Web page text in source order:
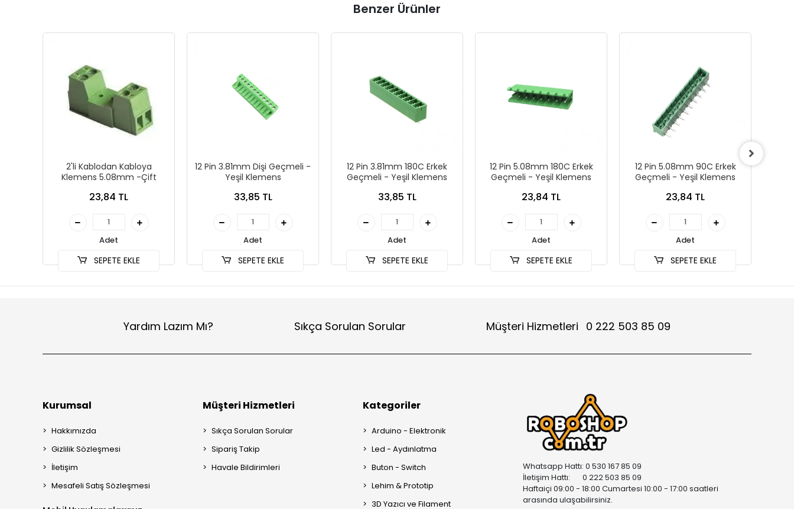
Benzer Ürünler
2'li Kablodan Kabloya
Klemens 5.08mm -Çift
23,84 TL
Adet
SEPETE EKLE
12 Pin 3.81mm Dişi Geçmeli -
Yeşil Klemens
33,85 TL
Adet
SEPETE EKLE
12 Pin 3.81mm 180C Erkek
Geçmeli - Yeşil Klemens
33,85 TL
Adet
SEPETE EKLE
12 Pin 5.08mm 180C Erkek
Geçmeli - Yeşil Klemens
23,84 TL
Adet
SEPETE EKLE
12 Pin 5.08mm 90C Erkek
Geçmeli - Yeşil Klemens
23,84 TL
Adet
SEPETE EKLE
Yardım Lazım Mı? Sıkça Sorulan Sorular Müşteri Hizmetleri 0 222 503 85 09
Kurumsal
Hakkımızda
Gizlilik Sözleşmesi
İletişim
Mesafeli Satış Sözleşmesi
Müşteri Hizmetleri
Sıkça Sorulan Sorular
Sipariş Takip
Havale Bildirimleri
Kategoriler
Arduino - Elektronik
Led - Aydınlatma
Buton - Switch
Lehim & Prototip
3D Yazıcı ve Filament
Whatsapp Hattı: 0 530 167 85 09
İletişim Hattı: 0 222 503 85 09
Haftaiçi 09:00 - 18:00 Cumartesi 10:00 - 17:00 saatleri
arasında ulaşabilirsiniz.